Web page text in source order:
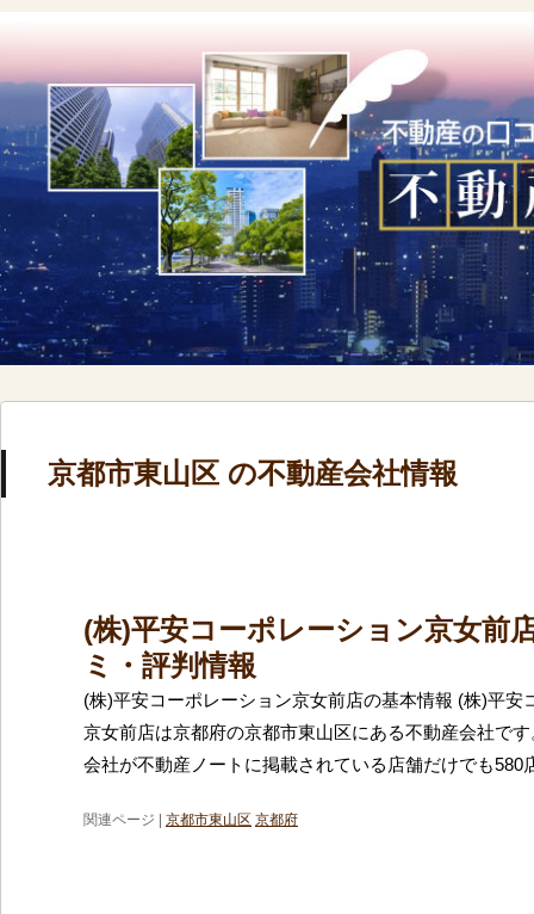
京都市東山区 の不動産会社情報
(株)平安コーポレーション京女前
ミ・評判情報
(株)平安コーポレーション京女前店の基本情報 (株)平安
京女前店は京都府の京都市東山区にある不動産会社で
会社が不動産ノートに掲載されている店舗だけでも580
関連ページ | 京都市東山区 京都府